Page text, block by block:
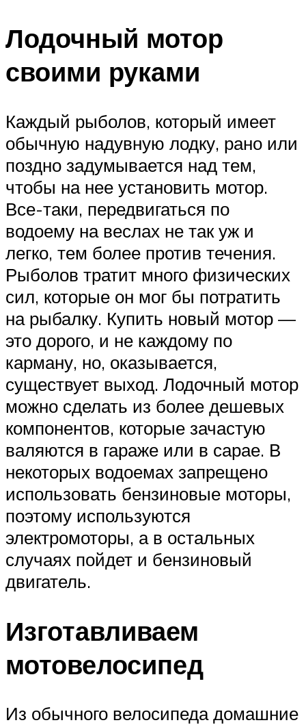
Лодочный мотор
своими руками
Каждый рыболов, который имеет
обычную надувную лодку, рано или
поздно задумывается над тем,
чтобы на нее установить мотор.
Все-таки, передвигаться по
водоему на веслах не так уж и
легко, тем более против течения.
Рыболов тратит много физических
сил, которые он мог бы потратить
на рыбалку. Купить новый мотор —
это дорого, и не каждому по
карману, но, оказывается,
существует выход. Лодочный мотор
можно сделать из более дешевых
компонентов, которые зачастую
валяются в гараже или в сарае. В
некоторых водоемах запрещено
использовать бензиновые моторы,
поэтому используются
электромоторы, а в остальных
случаях пойдет и бензиновый
двигатель.
Изготавливаем
мотовелосипед
Из обычного велосипеда домашние